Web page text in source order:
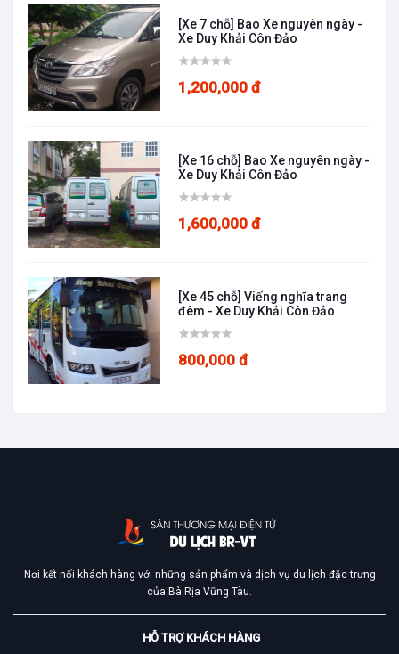
[Xe 7 chỗ] Bao Xe nguyên ngày -
Xe Duy Khải Côn Đảo
1,200,000 đ
[Xe 16 chỗ] Bao Xe nguyên ngày -
Xe Duy Khải Côn Đảo
1,600,000 đ
[Xe 45 chỗ] Viếng nghĩa trang
đêm - Xe Duy Khải Côn Đảo
800,000 đ
Nơi kết nối khách hàng với những sản phẩm và dịch vụ du lịch đặc trưng
của Bà Rịa Vũng Tàu.
HỖ TRỢ KHÁCH HÀNG